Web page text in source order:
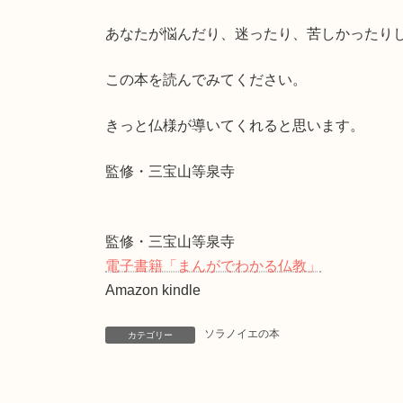
あなたが悩んだり、迷ったり、苦しかったり
この本を読んでみてください。
きっと仏様が導いてくれると思います。
監修・三宝山等泉寺
監修・三宝山等泉寺
電子書籍「まんがでわかる仏教」
Amazon kindle
カテゴリー ソラノイエの本